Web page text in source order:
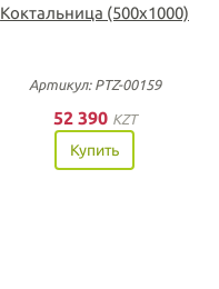
Коктальница (500х1000)
Артикул: PTZ-00159
52 390 KZT
Купить